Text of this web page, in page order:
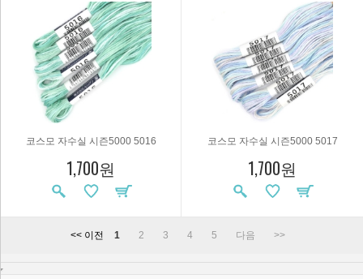
코스모 자수실 시즌5000 5016
1,700원
코스모 자수실 시즌5000 5017
1,700원
<< 이전 1 2 3 4 5 다음 >>